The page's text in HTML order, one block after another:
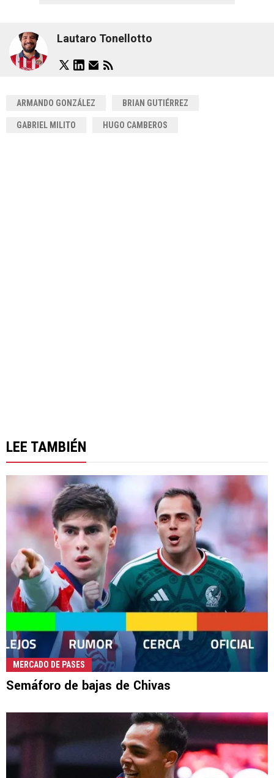
Lautaro Tonellotto
ARMANDO GONZÁLEZ BRIAN GUTIÉRREZ
GABRIEL MILITO HUGO CAMBEROS
LEE TAMBIÉN
MERCADO DE PASES
Semáforo de bajas de Chivas